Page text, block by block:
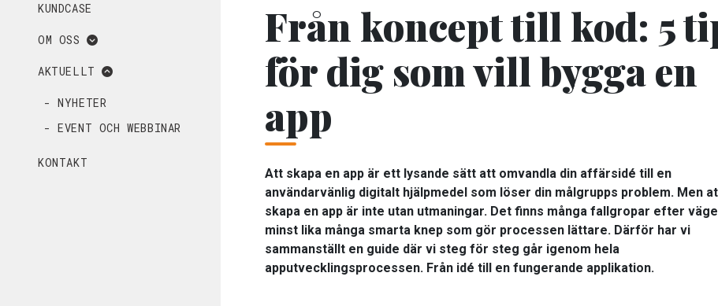
KUNDCASE
OM OSS
AKTUELLT
- NYHETER
- EVENT OCH WEBBINAR
KONTAKT
Från koncept till kod: 5
för dig som vill bygga en
app
Att skapa en app är ett lysande sätt att omvandla din affärsidé till en
användarvänlig digitalt hjälpmedel som löser din målgrupps problem. Men
skapa en app är inte utan utmaningar. Det finns många fallgropar efter
minst lika många smarta knep som gör processen lättare. Därför har vi
sammanställt en guide där vi steg för steg går igenom hela
apputvecklingsprocessen. Från idé till en fungerande applikation.